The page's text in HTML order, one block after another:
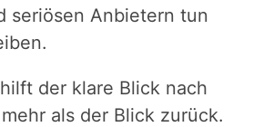
seriösen Anbietern tun
der klare Blick nach
als der Blick zurück.